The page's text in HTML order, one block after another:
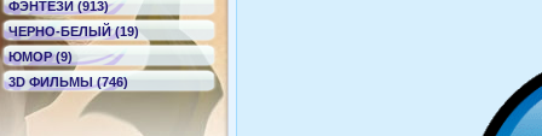
ФЭНТЕЗИ (913)
ЧЕРНО-БЕЛЫЙ (19)
ЮМОР (9)
3D ФИЛЬМЫ (746)